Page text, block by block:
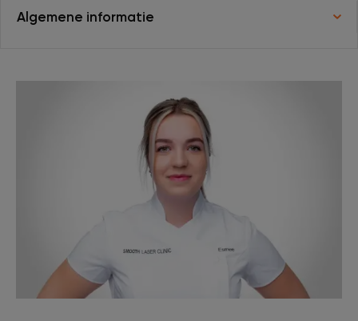
Algemene informatie
Veelgestelde vragen
Ontstaansgeschiedenis